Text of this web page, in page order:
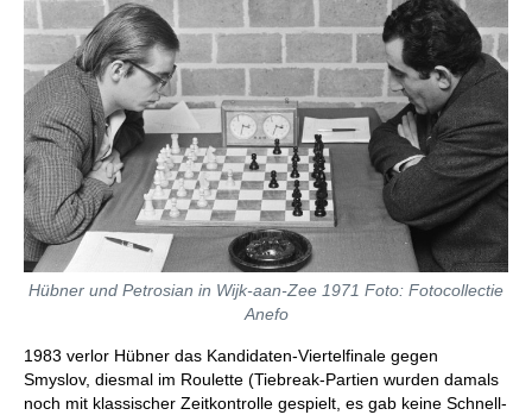
Hübner und Petrosian in Wijk-aan-Zee 1971 Foto: Fotocollectie
Anefo
1983 verlor Hübner das Kandidaten-Viertelfinale gegen
Smyslov, diesmal im Roulette (Tiebreak-Partien wurden damals
noch mit klassischer Zeitkontrolle gespielt, es gab keine Schnell-